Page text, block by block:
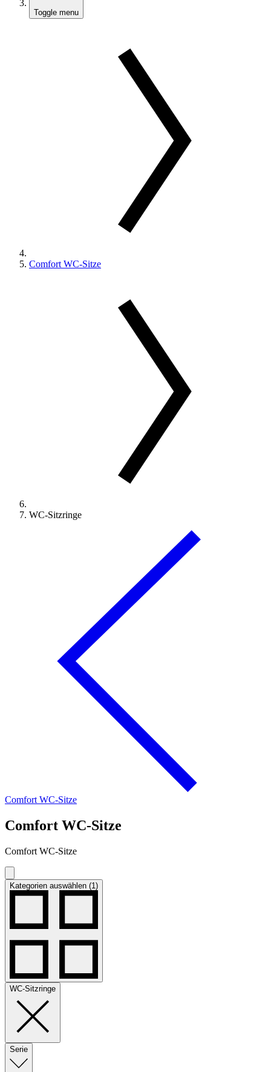
Toggle menu
Comfort WC-Sitze
WC-Sitzringe
Comfort WC-Sitze
Comfort WC-Sitze
Comfort WC-Sitze
Kategorien auswählen (1)
WC-Sitzringe
Serie